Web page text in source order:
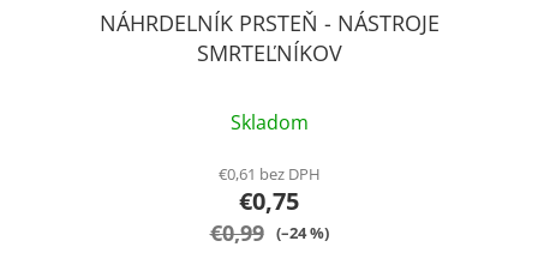
NÁHRDELNÍK PRSTEŇ - NÁSTROJE
SMRTEĽNÍKOV
Skladom
€0,61 bez DPH
€0,75
€0,99 (–24 %)